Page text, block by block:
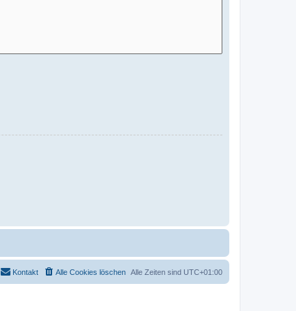
Alle Zeiten sind UTC+01:00
Alle Cookies löschen
Kontakt